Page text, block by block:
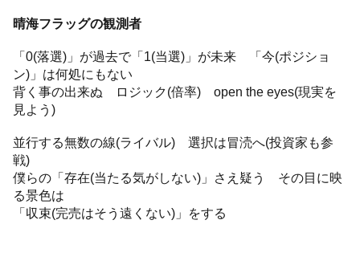
晴海フラッグの観測者
「0(落選)」が過去で「1(当選)」が未来 「今(ポジショ
ン)」は何処にもない
背く事の出来ぬ ロジック(倍率) open the eyes(現実を
見よう)
並行する無数の線(ライバル) 選択は冒涜へ(投資家も参
戦)
僕らの「存在(当たる気がしない)」さえ疑う その目に映
る景色は
「収束(完売はそう遠くない)」をする